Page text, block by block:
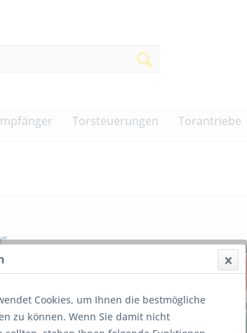
Torsteuerungen Torantriebe
Cookies, um Ihnen die bestmögliche
zu können. Wenn Sie damit nicht